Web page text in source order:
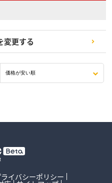
変更する
イバシーポリシー